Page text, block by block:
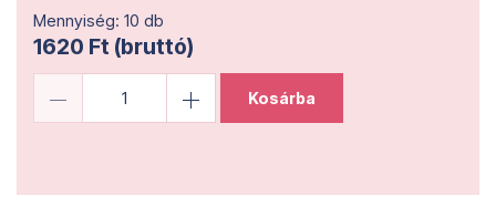
Mennyiség: 10 db
1620 Ft (bruttó)
Kosárba